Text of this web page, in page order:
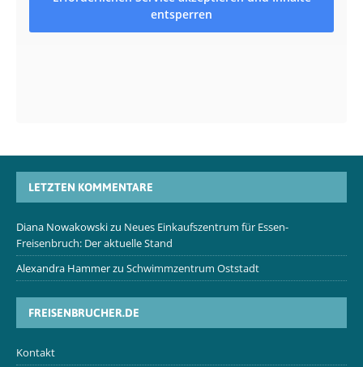
entsperren
LETZTEN KOMMENTARE
Diana Nowakowskizu Neues Einkaufszentrum für Essen-
Freisenbruch: Der aktuelle Stand
Alexandra Hammerzu Schwimmzentrum Oststadt
FREISENBRUCHER.DE
Kontakt